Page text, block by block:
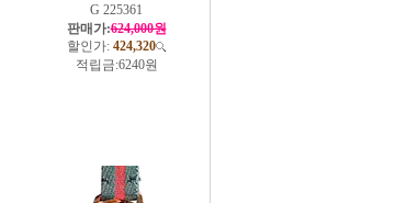
G 225361
판매가:624,000원
할인가: 424,320
적립금:6240원